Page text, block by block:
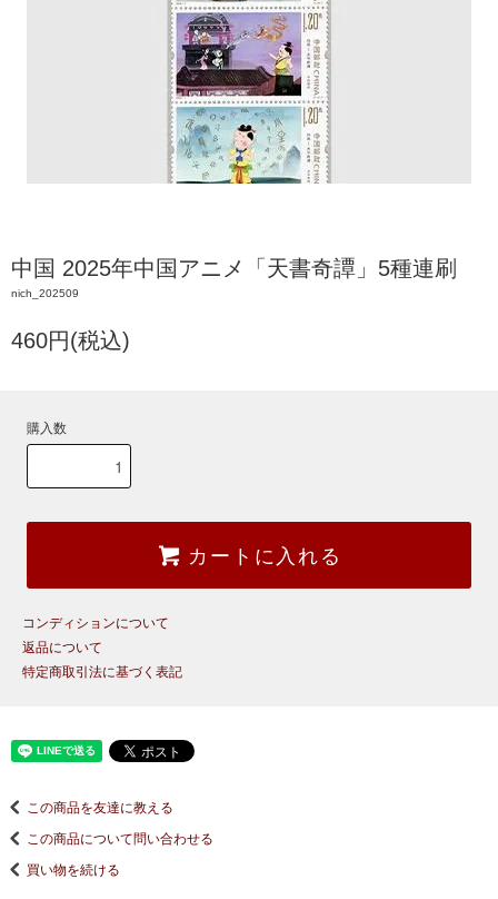
中国 2025年中国アニメ「天書奇譚」5種連刷
nich_202509
460円(税込)
購入数
カートに入れる
コンディションについて
返品について
特定商取引法に基づく表記
この商品を友達に教える
この商品について問い合わせる
買い物を続ける